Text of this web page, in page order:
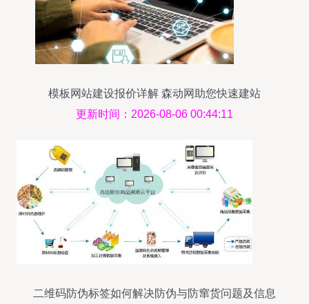
模板网站建设报价详解 森动网助您快速建站
更新时间：2026-08-06 00:44:11
二维码防伪标签如何解决防伪与防窜货问题及信息